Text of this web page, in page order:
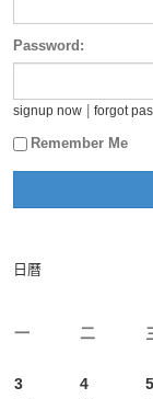
Password:
signup now forgot
Remember Me
日曆
一
二
3
4 5